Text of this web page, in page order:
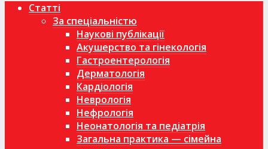
Статті
За спеціальністю
Наукові публікації
Акушерство та гінекологія
Гастроентерологія
Дерматологія
Кардіологія
Неврологія
Нефрологія
Неонатологія та педіатрія
Загальна практика — сімейна